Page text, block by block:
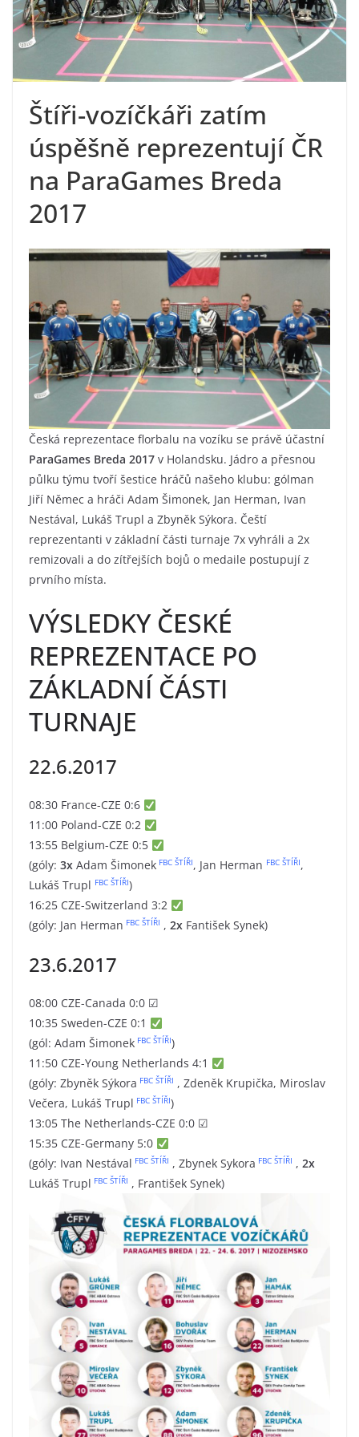
Štíři-vozíčkáři zatím
úspěšně reprezentují ČR
na ParaGames Breda
2017
Česká reprezentace florbalu na vozíku se právě účastní
ParaGames Breda 2017 v Holandsku. Jádro a přesnou
půlku týmu tvoří šestice hráčů našeho klubu: gólman
Jiří Němec a hráči Adam Šimonek, Jan Herman, Ivan
Nestával, Lukáš Trupl a Zbyněk Sýkora. Čeští
reprezentanti v základní části turnaje 7x vyhráli a 2x
remizovali a do zítřejších bojů o medaile postupují z
prvního místa.
VÝSLEDKY ČESKÉ
REPREZENTACE PO
ZÁKLADNÍ ČÁSTI
TURNAJE
22.6.2017
08:30 France-CZE 0:6
11:00 Poland-CZE 0:2
13:55 Belgium-CZE 0:5
(góly: 3x Adam Šimonek FBC ŠTÍŘI, Jan Herman FBC ŠTÍŘI,
Lukáš Trupl FBC ŠTÍŘI)
16:25 CZE-Switzerland 3:2
(góly: Jan Herman FBC ŠTÍŘI , 2x Fantišek Synek)
23.6.2017
08:00 CZE-Canada 0:0 ☑
10:35 Sweden-CZE 0:1
(gól: Adam Šimonek FBC ŠTÍŘI)
11:50 CZE-Young Netherlands 4:1
(góly: Zbyněk Sýkora FBC ŠTÍŘI , Zdeněk Krupička, Miroslav
Večera, Lukáš Trupl FBC ŠTÍŘI)
13:05 The Netherlands-CZE 0:0 ☑
15:35 CZE-Germany 5:0
(góly: Ivan Nestával FBC ŠTÍŘI , Zbynek Sykora FBC ŠTÍŘI , 2x
Lukáš Trupl FBC ŠTÍŘI , František Synek)